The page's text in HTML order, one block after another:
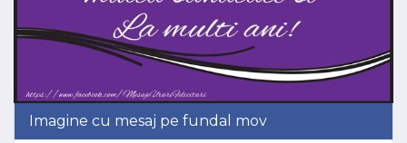
Imagine cu mesaj pe fundal mov